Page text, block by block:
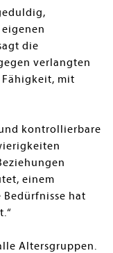
die
verlangten
Fähigkeit, mit
kontrollierbare
einem
Bedürfnisse hat
Altersgruppen.